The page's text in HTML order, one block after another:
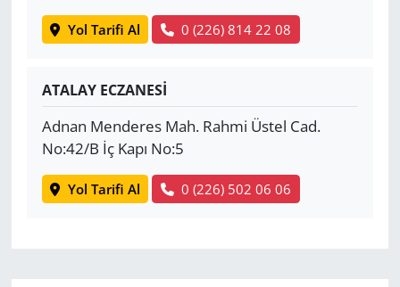
Yol Tarifi Al 0 (226) 814 22 08
ATALAY ECZANESİ
Adnan Menderes Mah. Rahmi Üstel Cad.
No:42/B İç Kapı No:5
Yol Tarifi Al 0 (226) 502 06 06